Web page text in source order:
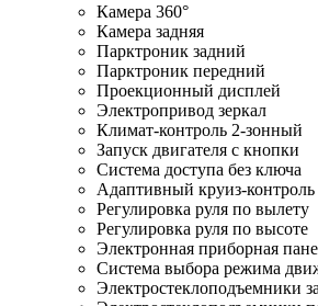
Камера 360°
Камера задняя
Парктроник задний
Парктроник передний
Проекционный дисплей
Электропривод зеркал
Климат-контроль 2-зонный
Запуск двигателя с кнопки
Система доступа без ключа
Адаптивный круиз-контроль
Регулировка руля по вылету
Регулировка руля по высоте
Электронная приборная
Система выбора режима
Электростеклоподъемники